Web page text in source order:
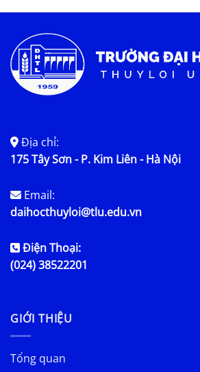
Địa chỉ:
175 Tây Sơn - P. Kim Liên - Hà Nội
Email:
daihocthuyloi@tlu.edu.vn
Điện Thoại:
(024) 38522201
GIỚI THIỆU
Tổng quan